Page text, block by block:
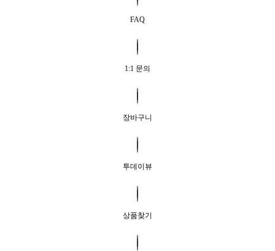
FAQ
1:1 문의
장바구니
투데이뷰
상품찾기